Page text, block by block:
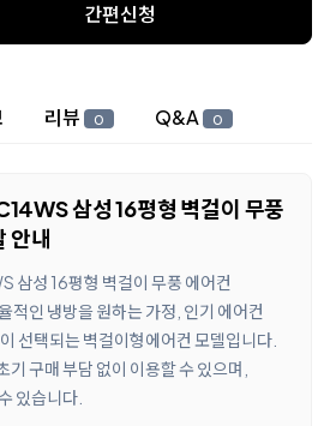
간편신청
리뷰 0 Q&A 0
삼성 16평형 벽걸이 무풍
안내
삼성 16평형 벽걸이 무풍 에어컨
적인 냉방을 원하는 가정, 인기 에어컨
선택되는 벽걸이형에어컨 모델입니다.
구매 부담 없이 이용할 수 있으며,
있습니다.